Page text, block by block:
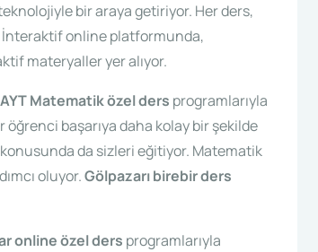
bir araya getiriyor. Her ders,
İnteraktif online platformunda,
materyaller yer alıyor.
AYT Matematik özel ders programlarıyla
öğrenci başarıya daha kolay bir şekilde
da sizleri eğitiyor. Matematik
oluyor.Gölpazarı birebir ders
online özel ders programlarıyla